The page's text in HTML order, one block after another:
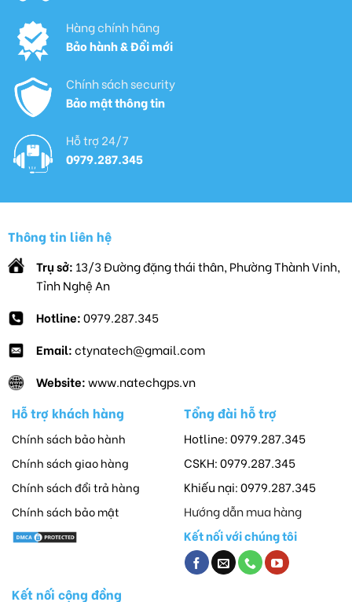
Hàng chính hãng
Bảo hành & Đổi mới
Chính sách security
Bảo mật thông tin
Hỗ trợ 24/7
0979.287.345
Thông tin liên hệ
Trụ sở: 13/3 Đường đặng thái thân, Phường Thành Vinh,
Tỉnh Nghệ An
Hotline:0979.287.345
Email:ctynatech@gmail.com
Website:www.natechgps.vn
Hỗ trợ khách hàng
Chính sách bảo hành
Chính sách giao hàng
Chính sách đổi trả hàng
Chính sách bảo mật
Tổng đài hỗ trợ
Hotline: 0979.287.345
CSKH: 0979.287.345
Khiếu nại: 0979.287.345
Hướng dẫn mua hàng
Kết nối với chúng tôi
Kết nối cộng đồng